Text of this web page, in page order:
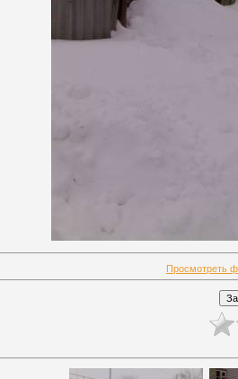
Просмотреть